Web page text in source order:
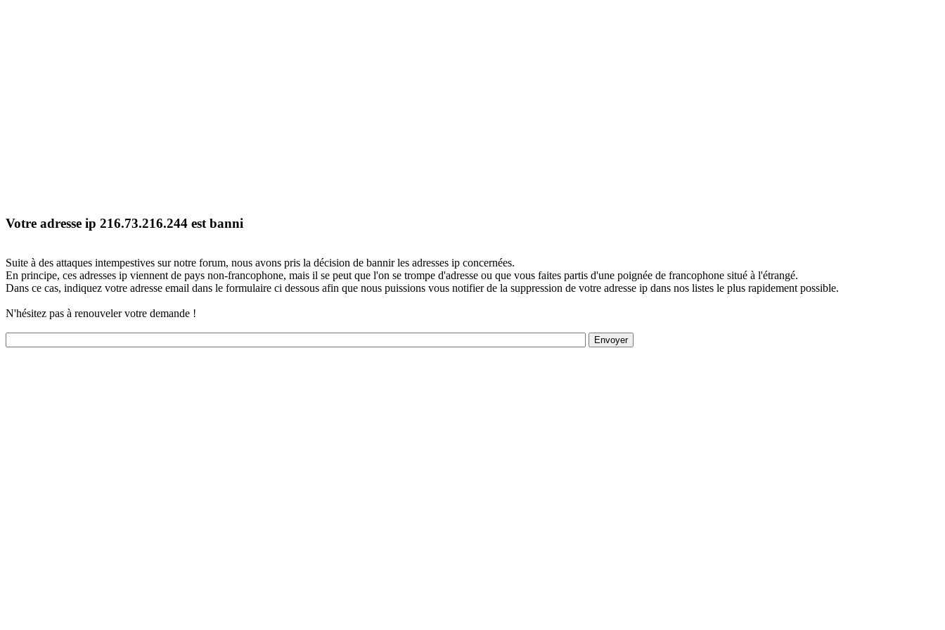
Votre adresse ip 216.73.216.244 est banni
Suite à des attaques intempestives sur notre forum, nous avons pris la décision de bannir les adresses ip concernées.
En principe, ces adresses ip viennent de pays non-francophone, mais il se peut que l'on se trompe d'adresse ou que vous faites partis d'une poignée de francophone situé à l'étrangé.
Dans ce cas, indiquez votre adresse email dans le formulaire ci dessous afin que nous puissions vous notifier de la suppression de votre adresse ip dans nos listes le plus rapidement possible.
N'hésitez pas à renouveler votre demande !